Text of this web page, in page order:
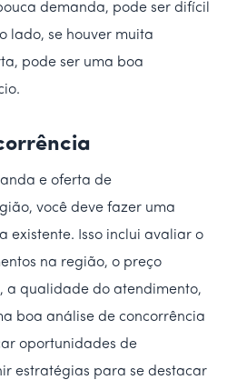
demanda, pode ser difícil
lado, se houver muita
pode ser uma boa
e oferta de
você deve fazer uma
existente. Isso inclui avaliar o
na região, o preço
a qualidade do atendimento,
boa análise de concorrência
oportunidades de
estratégias para se destacar